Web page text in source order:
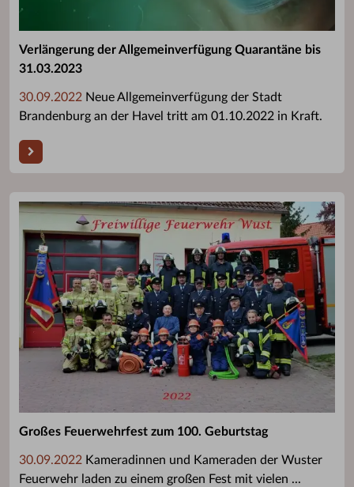
Verlängerung der Allgemeinverfügung Quarantäne bis
31.03.2023
30.09.2022 Neue Allgemeinverfügung der Stadt
Brandenburg an der Havel tritt am 01.10.2022 in Kraft.
Großes Feuerwehrfest zum 100. Geburtstag
30.09.2022 Kameradinnen und Kameraden der Wuster
Feuerwehr laden zu einem großen Fest mit vielen ...